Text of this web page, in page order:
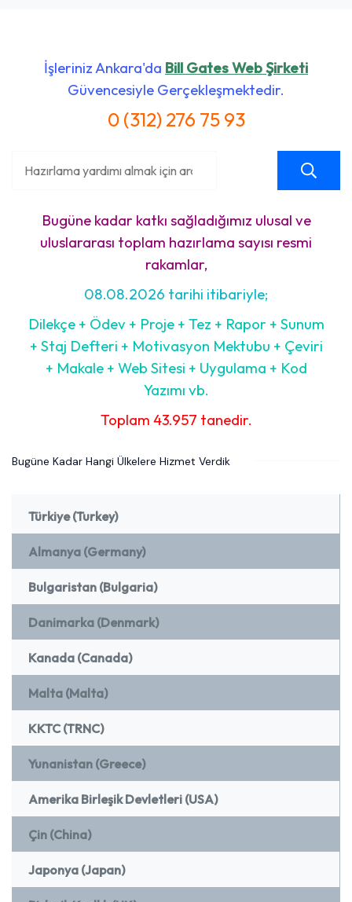
İşleriniz Ankara'da Bill Gates Web Şirketi
Güvencesiyle Gerçekleşmektedir.
0 (312) 276 75 93
Bugüne kadar katkı sağladığımız ulusal ve
uluslararası toplam hazırlama sayısı resmi
rakamlar,
08.08.2026 tarihi itibariyle;
Dilekçe + Ödev + Proje + Tez + Rapor + Sunum
+ Staj Defteri + Motivasyon Mektubu + Çeviri
+ Makale + Web Sitesi + Uygulama + Kod
Yazımı vb.
Toplam 43.957 tanedir.
Bugüne Kadar Hangi Ülkelere Hizmet Verdik
Türkiye (Turkey)
Almanya (Germany)
Bulgaristan (Bulgaria)
Danimarka (Denmark)
Kanada (Canada)
Malta (Malta)
KKTC (TRNC)
Yunanistan (Greece)
Amerika Birleşik Devletleri (USA)
Çin (China)
Japonya (Japan)